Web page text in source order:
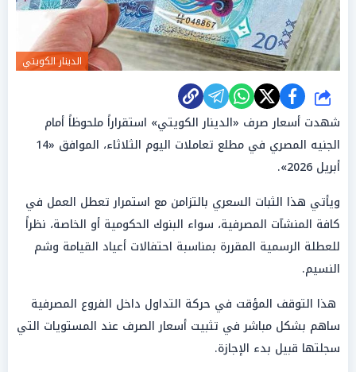
الدينار الكويتي
شارك
شهدت أسعار صرف «الدينار الكويتي» استقراراً ملحوظاً أمام
الجنيه المصري في مطلع تعاملات اليوم الثلاثاء، الموافق «14
أبريل 2026».
ويأتي هذا الثبات السعري بالتزامن مع استمرار تعطل العمل في
كافة المنشآت المصرفية، سواء البنوك الحكومية أو الخاصة، نظراً
للعطلة الرسمية المقررة بمناسبة احتفالات أعياد القيامة وشم
النسيم.
هذا التوقف المؤقت في حركة التداول داخل الفروع المصرفية
ساهم بشكل مباشر في تثبيت أسعار الصرف عند المستويات التي
سجلتها قبيل بدء الإجازة.